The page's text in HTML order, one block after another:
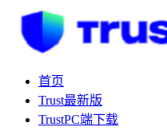
首页
Trust最新版
TrustPC端下载